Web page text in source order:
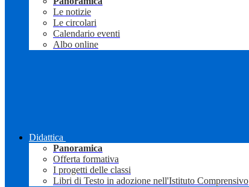
Le notizie
Le circolari
Calendario eventi
Albo online
Didattica
Panoramica
Offerta formativa
I progetti delle classi
Libri di Testo in adozione nell'Istituto Comprensivo